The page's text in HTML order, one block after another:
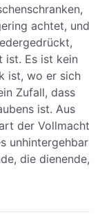
achtet, und
ist. Es ist kein
ist, wo er sich
Zufall, dass
ist. Aus
der Vollmacht
unhintergehbar
die dienende,